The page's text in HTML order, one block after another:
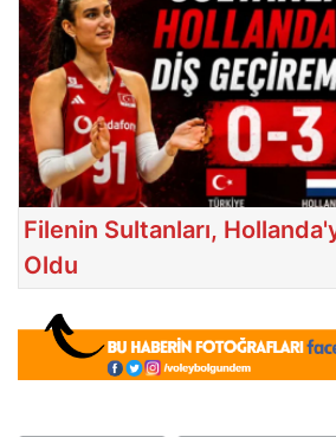
Filenin Sultanları,
Oldu